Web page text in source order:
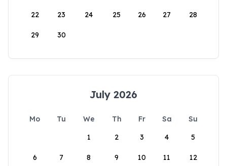
22 23 24 25 26 27 28
29 30
July 2026
Mo Tu We Th Fr Sa
Su
1
2 3 4 5
6 7 8 9 10 11 12